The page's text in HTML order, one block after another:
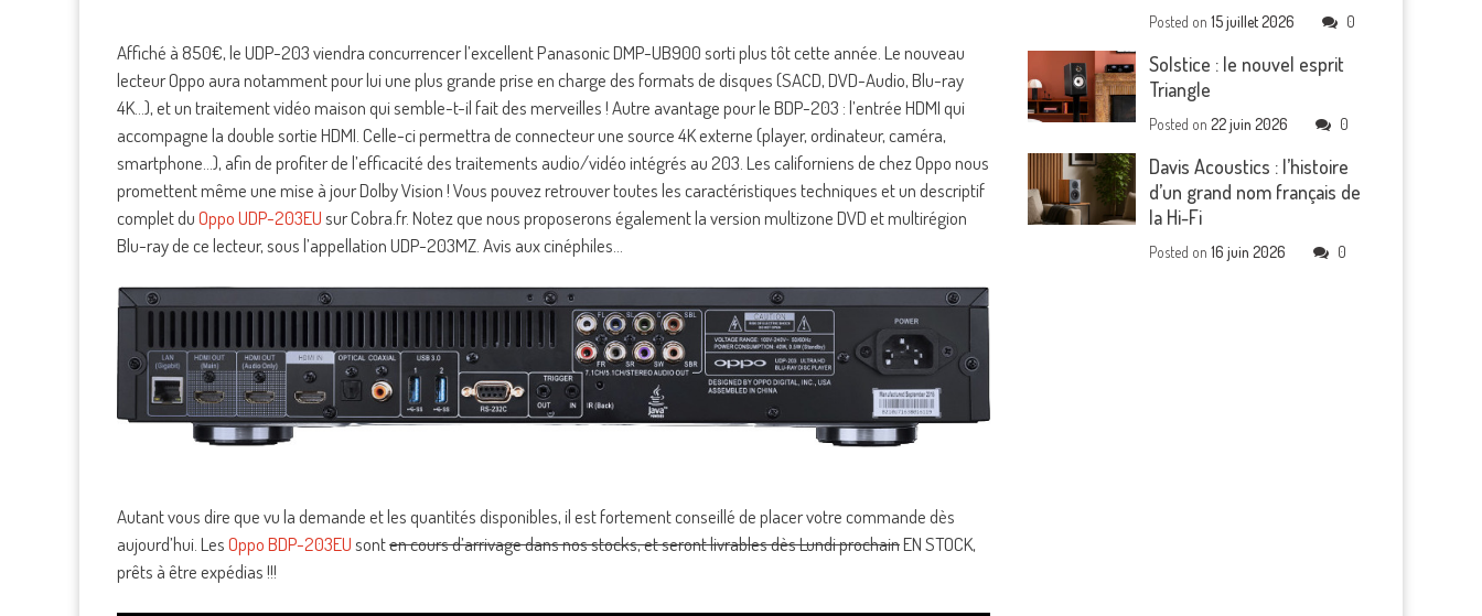
Affiché à 850€, le UDP-203 viendra concurrencer l’excellent Panasonic DMP-UB900 sorti plus tôt cette année. Le nouveau
lecteur Oppo aura notamment pour lui une plus grande prise en charge des formats de disques (SACD, DVD-Audio, Blu-ray
4K…), et un traitement vidéo maison qui semble-t-il fait des merveilles ! Autre avantage pour le BDP-203 : l’entrée HDMI qui
accompagne la double sortie HDMI. Celle-ci permettra de connecteur une source 4K externe (player, ordinateur, caméra,
smartphone…), afin de profiter de l’efficacité des traitements audio/vidéo intégrés au 203. Les californiens de chez Oppo nous
promettent même une mise à jour Dolby Vision ! Vous pouvez retrouver toutes les caractéristiques techniques et un descriptif
complet duOppo UDP-203EUsur Cobra.fr. Notez que nous proposerons également la version multizone DVD et multirégion
Blu-ray de ce lecteur, sous l’appellation UDP-203MZ. Avis aux cinéphiles…
Autant vous dire que vu la demande et les quantités disponibles, il est fortement conseillé de placer votre commande dès
aujourd’hui. LesOppo BDP-203EUsonten cours d’arrivage dans nos stocks, et seront livrables dès Lundi prochainEN STOCK,
prêts à être expédias !!!
Posted on15 juillet 2026 0
Solstice : le nouvel esprit
Triangle
Posted on22 juin 2026 0
Davis Acoustics : l’histoire
d’un grand nom français de
la Hi-Fi
Posted on16 juin 2026 0